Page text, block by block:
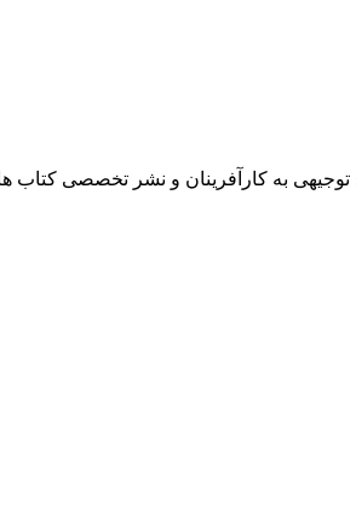
توجیهی به کارآفرینان و نشر تخصصی